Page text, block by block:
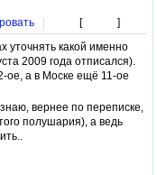
| [
]
уточнять какой именно
2009 года отписался).
ое, а в Моске ещё 11-ое
вернее по переписке,
полушария), а ведь